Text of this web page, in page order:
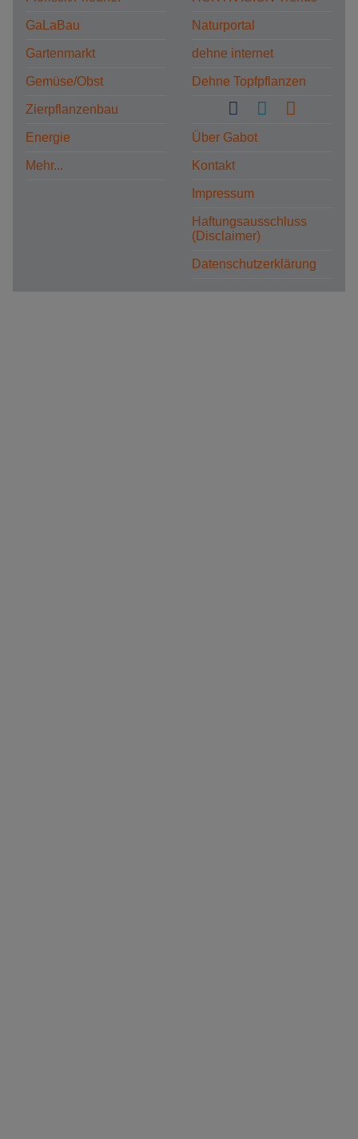
GaLaBau
Gartenmarkt
Gemüse/Obst
Zierpflanzenbau
Energie
Mehr...
Naturportal
dehne internet
Dehne Topfpflanzen
Über Gabot
Kontakt
Impressum
Haftungsausschluss
(Disclaimer)
Datenschutzerklärung